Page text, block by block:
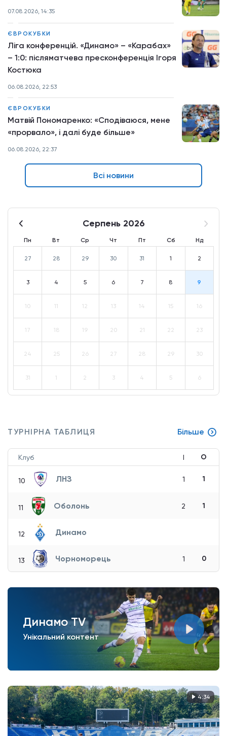
07.08.2026, 14:35
ЄВРОКУБКИ
Ліга конференцій. «Динамо» – «Карабах»
– 1:0: післяматчева пресконференція Ігоря
Костюка
06.08.2026, 22:53
ЄВРОКУБКИ
Матвій Пономаренко: «Сподіваюся, мене
«прорвало», і далі буде більше»
06.08.2026, 22:37
Всі новини
Серпень 2026
Пн Вт Ср Чт Пт Сб Нд
27 28 29 30 31 1 2
3 4 5 6 7 8 9
10 11 12 13 14 15 16
17 18 19 20 21 22 23
24 25 26 27 28 29 30
31 1 2 3 4 5 6
ТУРНІРНА ТАБЛИЦЯ Більше
Клуб І О
10 ЛНЗ 1 1
11 Оболонь 2 1
12 Динамо
13 Чорноморець 1 0
Динамо TV
Унікальний контент
4:34